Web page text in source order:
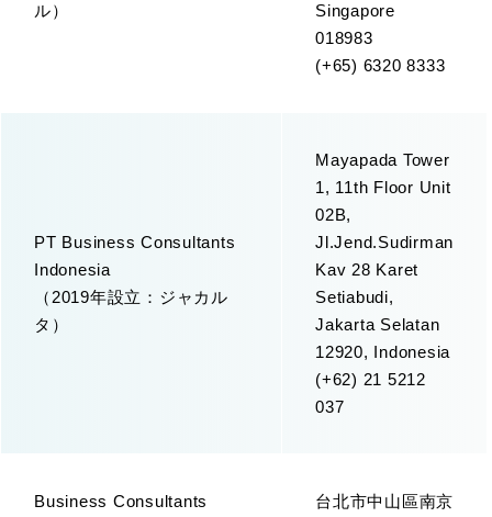
ル）
Singapore
018983
(+65) 6320 8333
PT Business Consultants
Indonesia
（2019年設立：ジャカル
タ）
Mayapada Tower
1, 11th Floor Unit
02B,
Jl.Jend.Sudirman
Kav 28 Karet
Setiabudi,
Jakarta Selatan
12920, Indonesia
(+62) 21 5212
037
Business Consultants 台北市中山區南京